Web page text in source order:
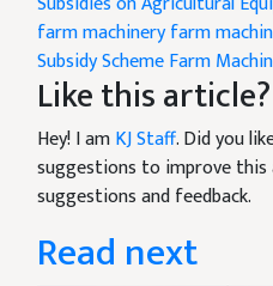
farm machineryfarm
Subsidy SchemeFarm
Like this article?
Hey! I amKJ Staff. Did you
suggestions to improve this
suggestions and feedback.
Read next